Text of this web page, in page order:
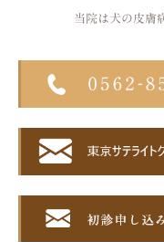
当院は犬の皮膚